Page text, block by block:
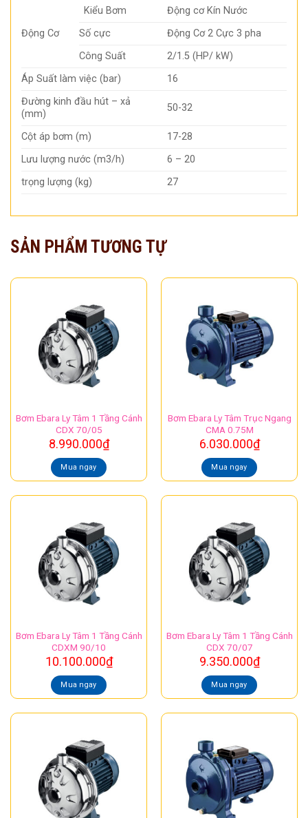
Động Cơ
Kiểu Bơm
Động cơ Kín Nước
Số cực
Động Cơ 2 Cực 3 pha
Công Suất
2/1.5 (HP/ kW)
Áp Suất làm việc (bar)
16
Đường kinh đầu hút – xả
(mm)
50-32
Cột áp bơm (m)
17-28
Lưu lượng nước (m3/h)
6 – 20
trọng lượng (kg)
27
SẢN PHẨM TƯƠNG TỰ
Bơm Ebara Ly Tâm 1 Tầng Cánh
CDX 70/05
8.990.000₫
Mua ngay
Bơm Ebara Ly Tâm Trục Ngang
CMA 0.75M
6.030.000₫
Mua ngay
Bơm Ebara Ly Tâm 1 Tầng Cánh
CDXM 90/10
10.100.000₫
Mua ngay
Bơm Ebara Ly Tâm 1 Tầng Cánh
CDX 70/07
9.350.000₫
Mua ngay